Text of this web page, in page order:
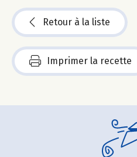
Retour à la liste
Imprimer la recette